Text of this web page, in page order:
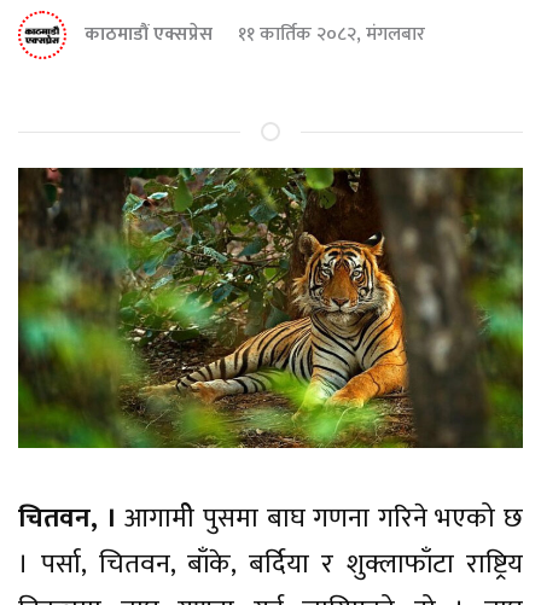
काठमाडौं एक्सप्रेस ११ कार्तिक २०८२, मंगलबार
चितवन, । आगामीे पुसमा बाघ गणना गरिने भएको छ
। पर्सा, चितवन, बाँके, बर्दिया र शुक्लाफाँटा राष्ट्रिय